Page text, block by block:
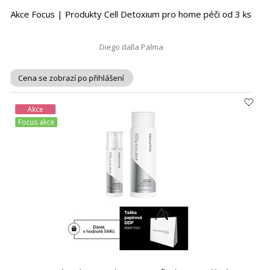
Akce Focus | Produkty Cell Detoxium pro home péči od 3 ks
Diego dalla Palma
Cena se zobrazí po přihlášení
Akce
Focus akce